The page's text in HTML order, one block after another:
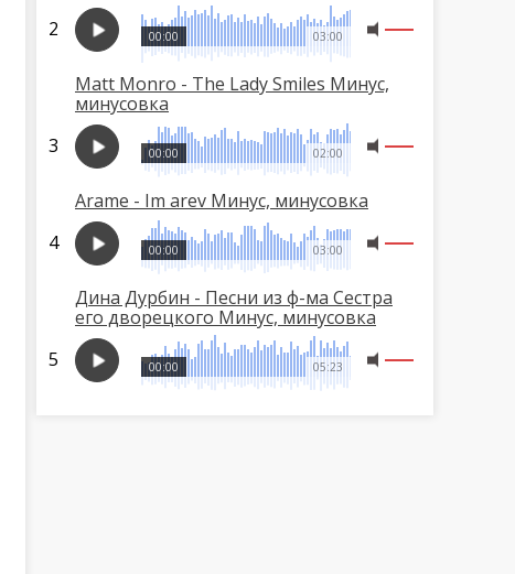
03:00
00:00
Matt Monro - The Lady Smiles Минус,
минусовка
02:00
00:00
Arame - Im arev Минус, минусовка
03:00
00:00
Дина Дурбин - Песни из ф-ма Сестра
его дворецкого Минус, минусовка
05:23
00:00